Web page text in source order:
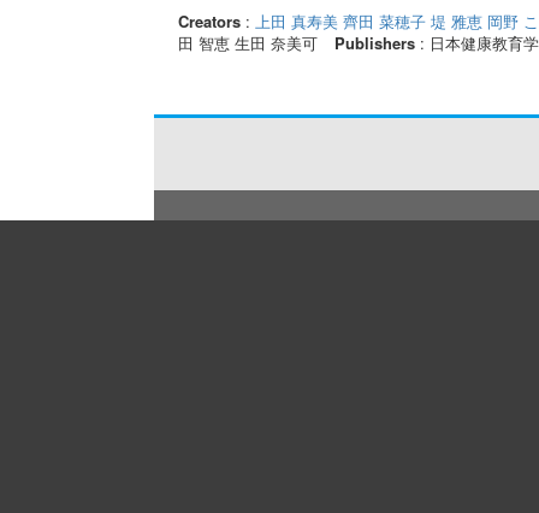
Creators: 上田 真寿美 齊田 菜穂子 堤 雅恵 岡野
田 智恵 生田 奈美可
Publishers: 日本健康教育